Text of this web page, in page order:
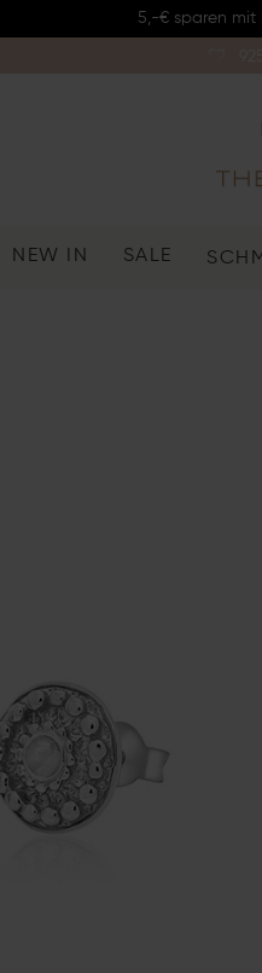
5,-€ sparen mit
NEW IN SALE